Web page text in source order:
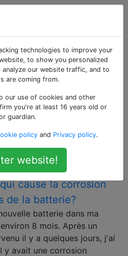
et
Account
marquées
câblage d'une voiture
circuits électriques).
cause la corrosion
de la batterie?
batterie dans ma
8 mois. Après un
il y a quelques jours, j'ai
y avait une corrosion
technologies to improve your
to show you personalized
our website traffic, and to
are coming from.
our use of cookies and other
you're at least 16 years old or
guardian.
policy and Privacy policy.
website!